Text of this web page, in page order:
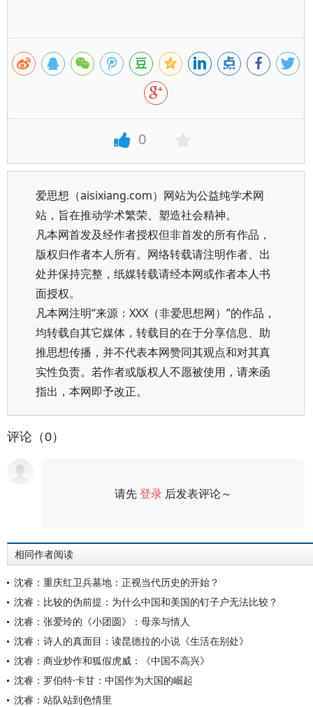
0
爱思想（aisixiang.com）网站为公益纯学术网
站，旨在推动学术繁荣、塑造社会精神。
凡本网首发及经作者授权但非首发的所有作品，
版权归作者本人所有。网络转载请注明作者、出
处并保持完整，纸媒转载请经本网或作者本人书
面授权。
凡本网注明“来源：XXX（非爱思想网）”的作品，
均转载自其它媒体，转载目的在于分享信息、助
推思想传播，并不代表本网赞同其观点和对其真
实性负责。若作者或版权人不愿被使用，请来函
指出，本网即予改正。
评论（0）
请先登录 后发表评论～
相同作者阅读
沈睿：重庆红卫兵墓地：正视当代历史的开始？
沈睿：比较的伪前提：为什么中国和美国的钉子户无法比较？
沈睿：张爱玲的《小团圆》：母亲与情人
沈睿：诗人的真面目：读昆德拉的小说《生活在别处》
沈睿：商业炒作和狐假虎威：《中国不高兴》
沈睿：罗伯特·卡甘：中国作为大国的崛起
沈睿：站队站到色情里